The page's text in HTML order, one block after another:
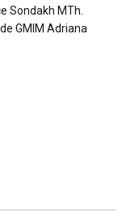
Sondakh MTh.
GMIM Adriana